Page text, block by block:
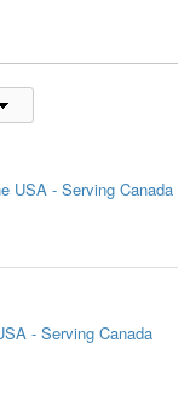
USA - Serving Canada
- Serving Canada